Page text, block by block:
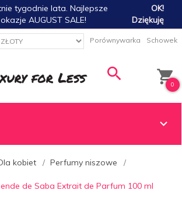
tygodnie lata. Najlepsze
okazje AUGUST SALE!
OK!
Dziękuję
Porównywarka Schowek
0
kobiet Perfumy niszowe
de Saba Extrait de Parfum 100 ml